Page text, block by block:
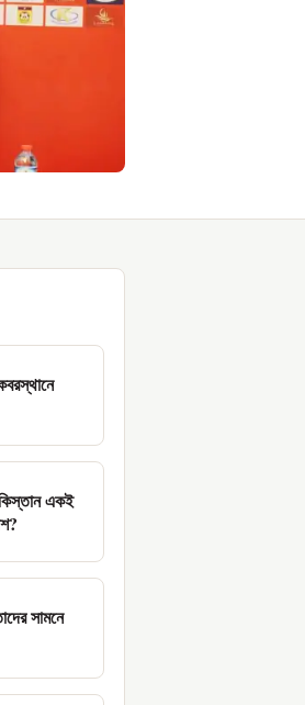
একই
সামনে